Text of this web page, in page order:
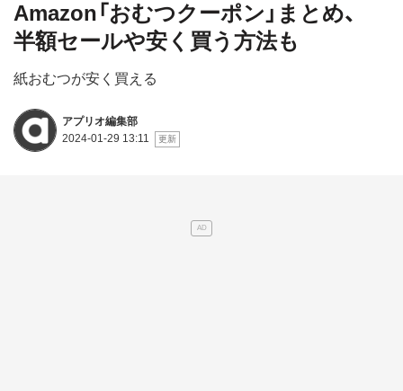
Amazon「おむつクーポン」まとめ、
半額セールや安く買う方法も
紙おむつが安く買える
アプリオ編集部
2024-01-29 13:11